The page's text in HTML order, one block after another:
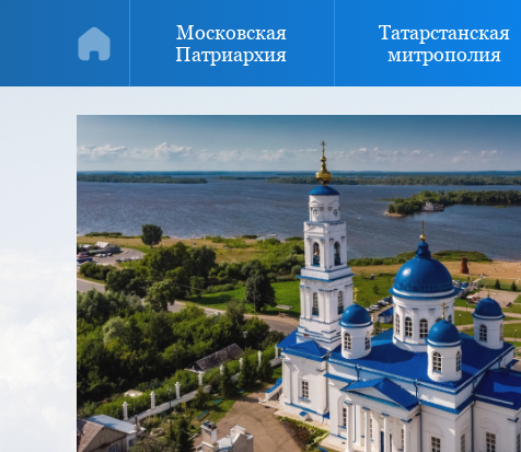
Московская
Патриархия
Татарстанская
митрополия